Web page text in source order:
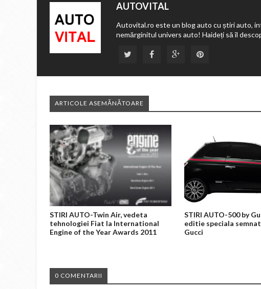
AUTOVITAL
Autovital.ro este un blog auto cu știri auto,
nemărginitul univers auto! Haideți să îl
ARTICOLE ASEMĂNĂTOARE
STIRI AUTO-Twin Air, vedeta
tehnologiei Fiat la International
Engine of the Year Awards 2011
STIRI AUTO-500 by
editie speciala
Gucci
0 COMENTARII